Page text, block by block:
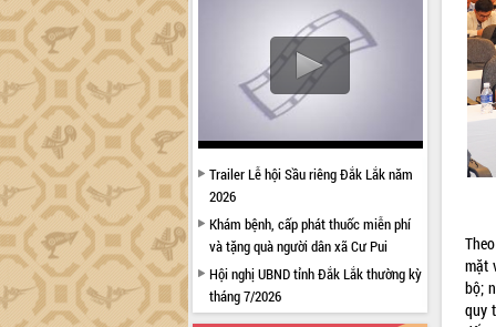
Trailer Lễ hội Sầu riêng Đắk Lắk năm
2026
Khám bệnh, cấp phát thuốc miễn phí
và tặng quà người dân xã Cư Pui
Hội nghị UBND tỉnh Đắk Lắk thường kỳ
tháng 7/2026
mặt
bộ;
quy